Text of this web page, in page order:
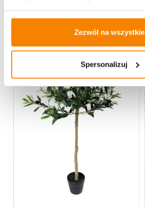
Zezwól na wszystkie
Spersonalizuj
-20%